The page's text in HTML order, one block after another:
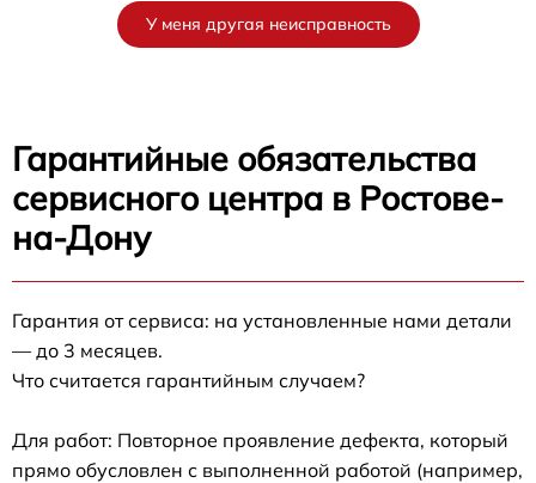
У меня другая неисправность
Гарантийные обязательства
сервисного центра в Ростове-
на-Дону
Гарантия от сервиса: на установленные нами детали
— до 3 месяцев.
Что считается гарантийным случаем?
Для работ: Повторное проявление дефекта, который
прямо обусловлен с выполненной работой (например,